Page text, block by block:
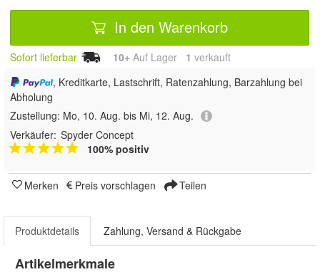
In den Warenkorb
Sofort lieferbar 10+ Auf Lager 1 verkauft
, Kreditkarte, Lastschrift, Ratenzahlung, Barzahlung bei
Abholung
Zustellung: Mo, 10. Aug. bis Mi, 12. Aug.
Verkäufer: Spyder Concept
100% positiv
Merken Preis vorschlagen Teilen
Produktdetails Zahlung, Versand & Rückgabe
Artikelmerkmale